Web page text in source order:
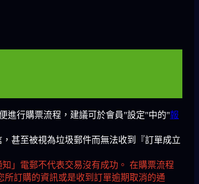
便進行購票流程，建議可於會員"設定"中的"報
甚至被視為垃圾郵件而無法收到『訂單成立
」電郵不代表交易沒有成功。 在購票流程
訂購的資訊或是收到訂單逾期取消的通